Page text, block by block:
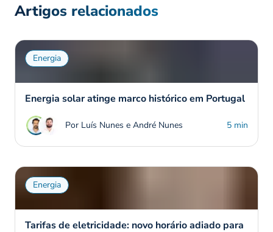
Artigos relacionados
Energia
Energia solar atinge marco histórico em Portugal
Por Luís Nunes e André Nunes 5 min
Energia
Tarifas de eletricidade: novo horário adiado para